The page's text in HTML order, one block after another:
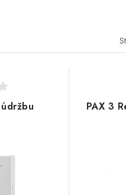
PAX 3